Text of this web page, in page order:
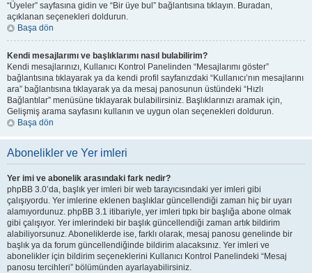
“Üyeler” sayfasına gidin ve “Bir üye bul” bağlantısına tıklayın. Buradan,
açıklanan seçenekleri doldurun.
Başa dön
Kendi mesajlarımı ve başlıklarımı nasıl bulabilirim?
Kendi mesajlarınızı, Kullanıcı Kontrol Panelinden “Mesajlarımı göster”
bağlantısına tıklayarak ya da kendi profil sayfanızdaki “Kullanıcı’nın mesajlarını
ara” bağlantısına tıklayarak ya da mesaj panosunun üstündeki “Hızlı
Bağlantılar” menüsüne tıklayarak bulabilirsiniz. Başlıklarınızı aramak için,
Gelişmiş arama sayfasını kullanın ve uygun olan seçenekleri doldurun.
Başa dön
Abonelikler ve Yer imleri
Yer imi ve abonelik arasındaki fark nedir?
phpBB 3.0’da, başlık yer imleri bir web tarayıcısındaki yer imleri gibi
çalışıyordu. Yer imlerine eklenen başlıklar güncellendiği zaman hiç bir uyarı
alamıyordunuz. phpBB 3.1 itibariyle, yer imleri tıpkı bir başlığa abone olmak
gibi çalışıyor. Yer imlerindeki bir başlık güncellendiği zaman artık bildirim
alabiliyorsunuz. Aboneliklerde ise, farklı olarak, mesaj panosu genelinde bir
başlık ya da forum güncellendiğinde bildirim alacaksınız. Yer imleri ve
abonelikler için bildirim seçeneklerini Kullanıcı Kontrol Panelindeki “Mesaj
panosu tercihleri” bölümünden ayarlayabilirsiniz.